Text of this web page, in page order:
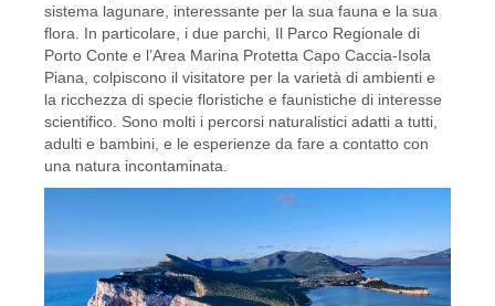
sistema lagunare, interessante per la sua fauna e la sua
flora. In particolare, i due parchi, Il Parco Regionale di
Porto Conte e l’Area Marina Protetta Capo Caccia-Isola
Piana, colpiscono il visitatore per la varietà di ambienti e
la ricchezza di specie floristiche e faunistiche di interesse
scientifico. Sono molti i percorsi naturalistici adatti a tutti,
adulti e bambini, e le esperienze da fare a contatto con
una natura incontaminata.